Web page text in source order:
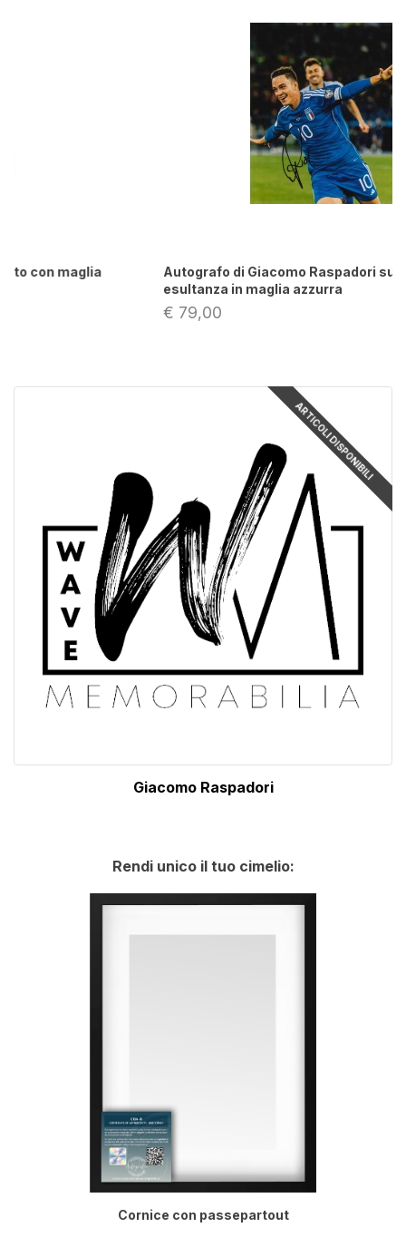
ARTICOLI DISPONIBILI
Giacomo Raspadori
Rendi unico il tuo cimelio:
Cornice con passepartout
Autografo di Giacomo Raspadori su foto
esultanza in maglia azzurra